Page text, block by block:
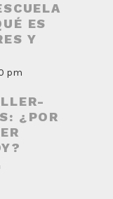
ES
Y
pm
¿POR